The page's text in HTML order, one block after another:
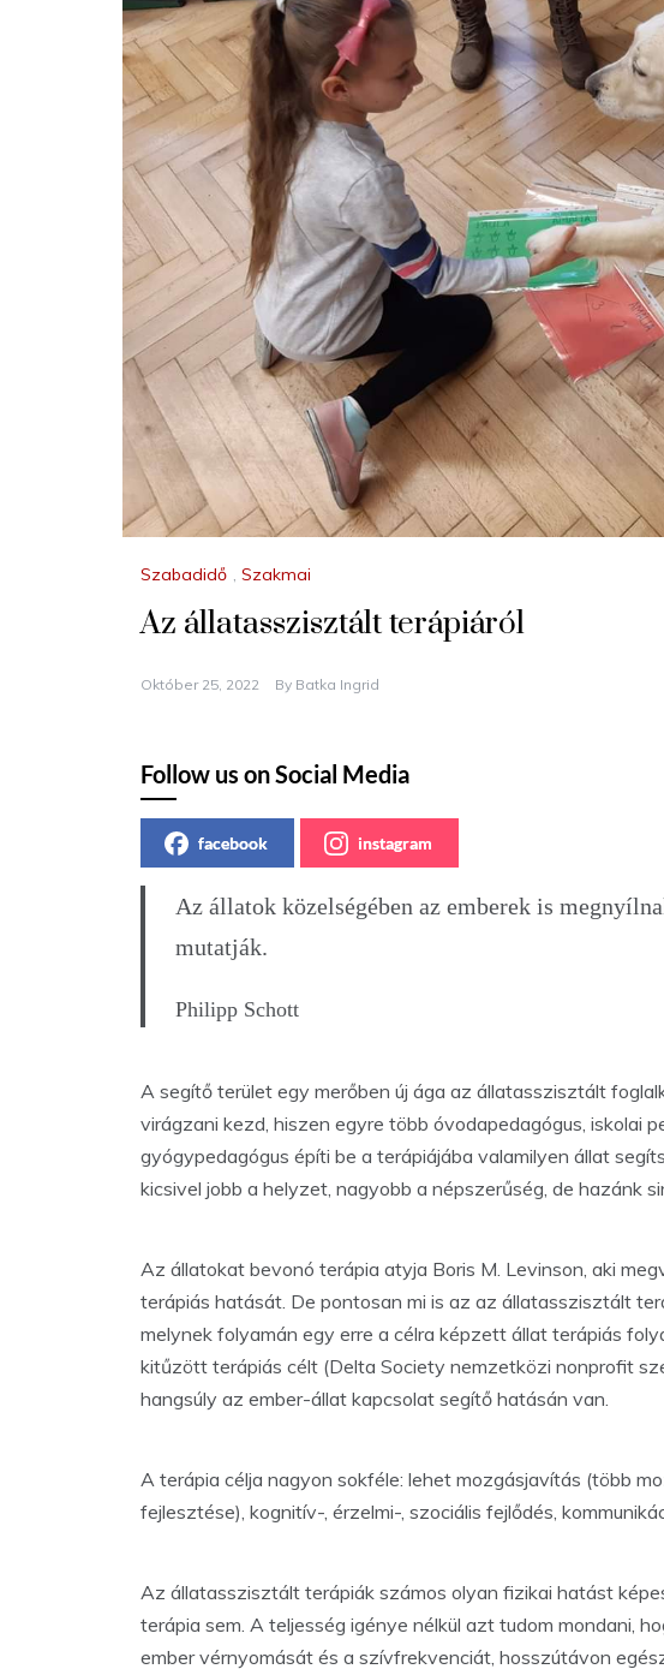
Szabadidő , Szakmai
Az állatasszisztált terápiáról
Október 25, 2022 By Batka Ingrid
Follow us on Social Media
facebook instagram
Az állatok közelségében az emberek is
mutatják.
Philipp Schott
A segítő terület egy merőben új ága az állatasszisztált
virágzani kezd, hiszen egyre több óvodapedagógus, iskolai
gyógypedagógus építi be a terápiájába valamilyen állat
kicsivel jobb a helyzet, nagyobb a népszerűség, de hazánk
Az állatokat bevonó terápia atyja Boris M. Levinson, aki
terápiás hatását. De pontosan mi is az az állatasszisztált
melynek folyamán egy erre a célra képzett állat terápiás
kitűzött terápiás célt (Delta Society nemzetközi nonprofit
hangsúly az ember-állat kapcsolat segítő hatásán van.
A terápia célja nagyon sokféle: lehet mozgásjavítás (több
fejlesztése), kognitív-, érzelmi-, szociális fejlődés,
Az állatasszisztált terápiák számos olyan fizikai hatást
terápia sem. A teljesség igénye nélkül azt tudom mondani,
ember vérnyomását és a szívfrekvenciát, hosszútávon